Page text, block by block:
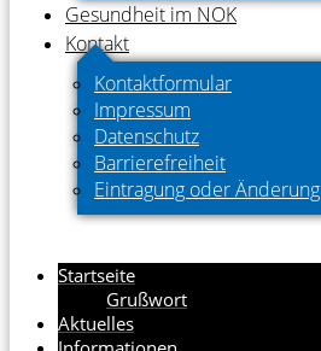
Gesundheit im NOK
Kontakt
Kontaktformular
Impressum
Datenschutz
Barrierefreiheit
Eintragung oder Änderung
Startseite
Grußwort
Aktuelles